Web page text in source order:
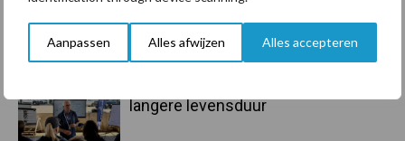
Aanpassen Alles afwijzen Alles accepteren
rundveetransporten
langere levensduur